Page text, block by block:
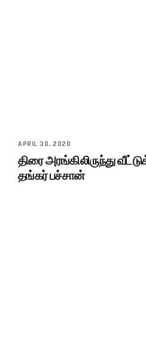
APRIL 30, 2020
திரை அரங்கிலிருந்து
தங்கர் பச்சான்